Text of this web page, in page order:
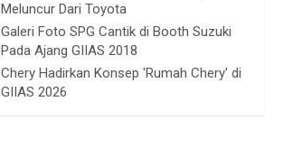
Meluncur Dari Toyota
Galeri Foto SPG Cantik di Booth Suzuki
Pada Ajang GIIAS 2018
Chery Hadirkan Konsep 'Rumah Chery' di
GIIAS 2026